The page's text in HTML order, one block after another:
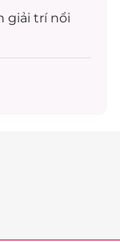
giải trínổi